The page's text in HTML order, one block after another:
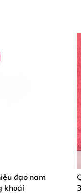
để bảo đảm an
đạo nam
khoái